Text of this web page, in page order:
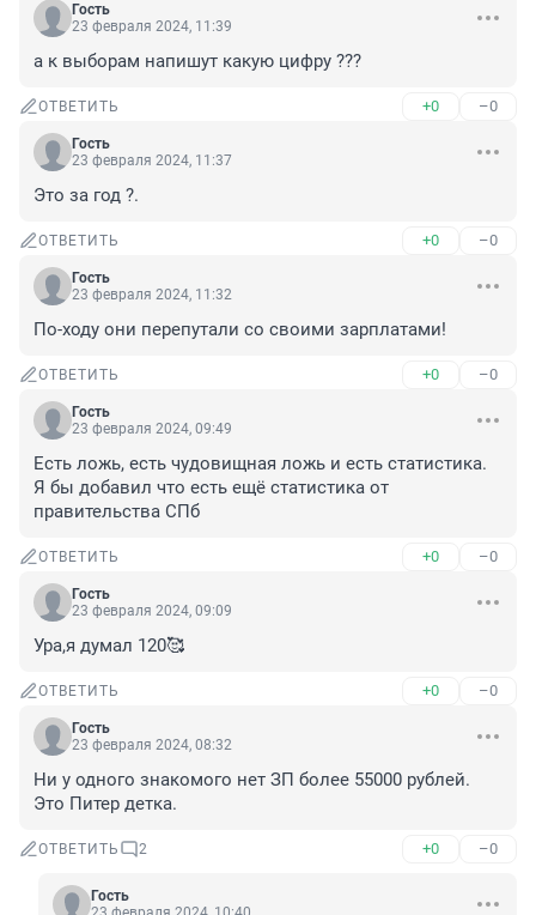
Гость
23 февраля 2024, 11:39
а к выборам напишут какую цифру ???
ОТВЕТИТЬ +0 –0
Гость
23 февраля 2024, 11:37
Это за год ?.
ОТВЕТИТЬ +0 –0
Гость
23 февраля 2024, 11:32
По-ходу они перепутали со своими зарплатами!
ОТВЕТИТЬ +0 –0
Гость
23 февраля 2024, 09:49
Есть ложь, есть чудовищная ложь и есть статистика.
Я бы добавил что есть ещё статистика от
правительства СПб
ОТВЕТИТЬ +0 –0
Гость
23 февраля 2024, 09:09
Ура,я думал 120🥰
ОТВЕТИТЬ +0 –0
Гость
23 февраля 2024, 08:32
Ни у одного знакомого нет ЗП более 55000 рублей.
Это Питер детка.
ОТВЕТИТЬ 2 +0 –0
Гость